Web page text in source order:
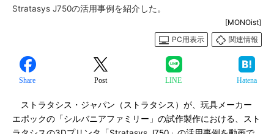
Stratasys J750の活用事例を紹介した。
[MONOist]
PC用表示
関連情報
Share Post LINE Hatena
ストラタシス・ジャパン（ストラタシス）が、玩具メーカー
エポックの「シルバニアファミリー」の試作製作における、スト